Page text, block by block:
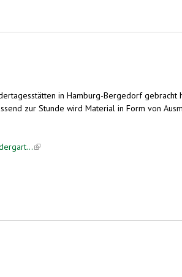
in Hamburg-Bergedorf
zur Stunde wird Material in Form von
(link is external)